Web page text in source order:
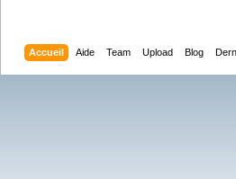
Accueil Aide Team Upload Blog